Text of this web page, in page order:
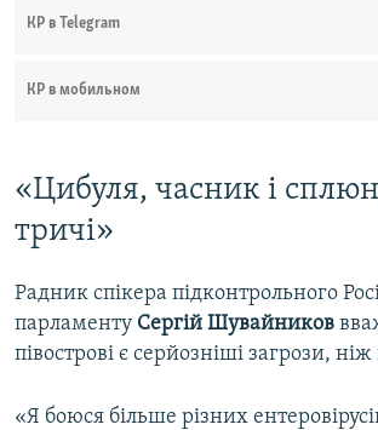
КР в Telegram
КР в мобильном
«Цибуля, часник і
тричі»
Радник спікера підконтрольного
парламенту Сергій Шувайников
півострові є серйозніші загрози, ніж
«Я боюся більше різних